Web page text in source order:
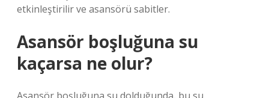
etkinleştirilir ve asansörü sabitler.
Asansör boşluğuna su
kaçarsa ne olur?